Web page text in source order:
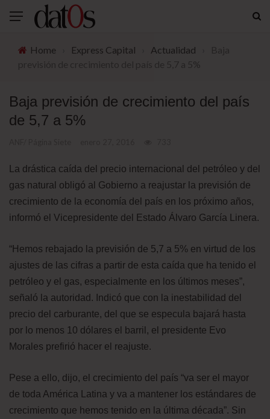
Home Express Capital Actualidad
Baja previsión de crecimiento del país
de 5,7 a 5%
La drástica caída del precio internacional del petróleo y del
gas natural obligó al Gobierno a reajustar la previsión de
crecimiento de la economía del país en los próximo años,
informó el Vicepresidente del Estado Álvaro García Linera.
“Hemos rebajado la previsión de 5,7 a 5% en virtud de los
ajustes de las cifras a partir de esta caída que ha tenido el
petróleo y el gas, especialmente en los últimos meses”,
señaló la autoridad. Indicó que con la inestabilidad del
precio del carburante, del que se especula bajará hasta
por lo menos 10 dólares el barril, el presidente Evo
Morales prefirió hacer el reajuste.
Pese a ello, dijo, el crecimiento del país “va ser el mayor
de toda América Latina y va a mantener los estándares de
crecimiento que hemos tenido en la última década”. Sin